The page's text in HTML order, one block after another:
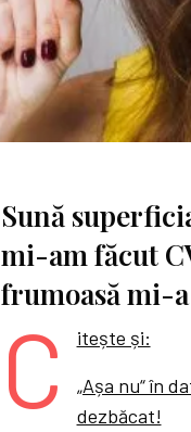
Sună
mi-am făcut
frumoasă mi-a
C
itește și:
„Așa nu“ în
dezbăcat!